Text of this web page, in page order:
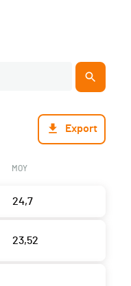
Export
MOY
24,7
23,52